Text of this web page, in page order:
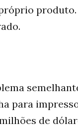
para
de